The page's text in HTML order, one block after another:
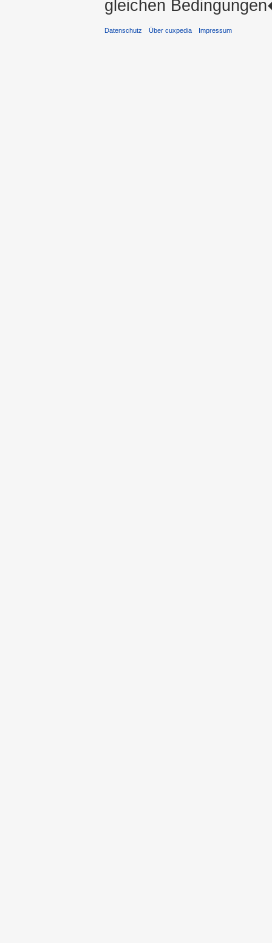
gleichen
Datenschutz Über cuxpedia Impressum